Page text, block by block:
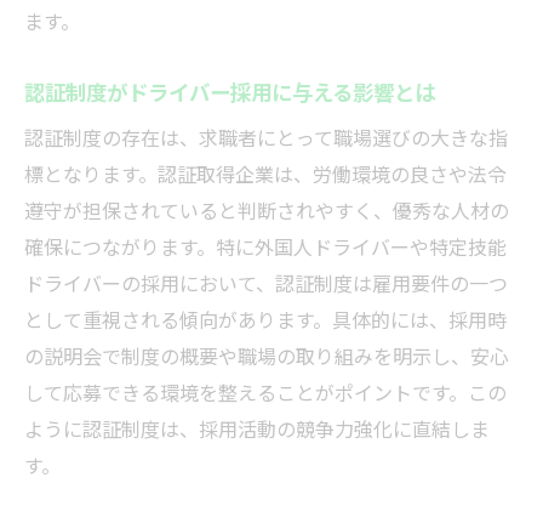
ます。
認証制度がドライバー採用に与える影響とは
認証制度の存在は、求職者にとって職場選びの大きな指
標となります。認証取得企業は、労働環境の良さや法令
遵守が担保されていると判断されやすく、優秀な人材の
確保につながります。特に外国人ドライバーや特定技能
ドライバーの採用において、認証制度は雇用要件の一つ
として重視される傾向があります。具体的には、採用時
の説明会で制度の概要や職場の取り組みを明示し、安心
して応募できる環境を整えることがポイントです。この
ように認証制度は、採用活動の競争力強化に直結しま
す。